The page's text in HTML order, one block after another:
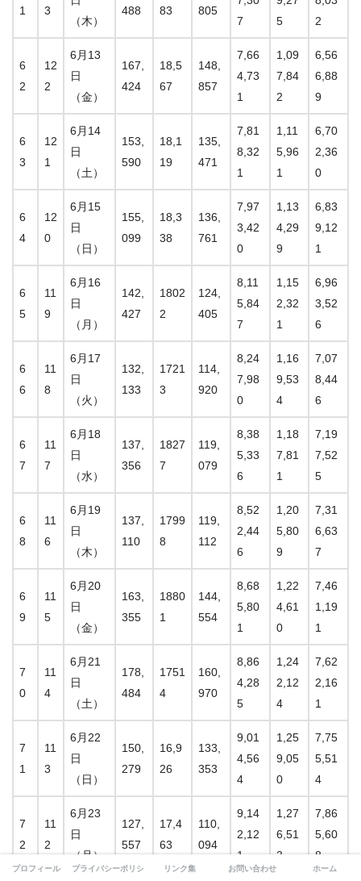
1
3
（木）
488
83
805
7
5
2
6
2
12
2
6月13
日
（金）
167,
424
18,5
67
148,
857
7,66
4,73
1
1,09
7,84
2
6,56
6,88
9
6
3
12
1
6月14
日
（土）
153,
590
18,1
19
135,
471
7,81
8,32
1
1,11
5,96
1
6,70
2,36
0
6
4
12
0
6月15
日
（日）
155,
099
18,3
38
136,
761
7,97
3,42
0
1,13
4,29
9
6,83
9,12
1
6
5
11
9
6月16
日
（月）
142,
427
1802
2
124,
405
8,11
5,84
7
1,15
2,32
1
6,96
3,52
6
6
6
11
8
6月17
日
（火）
132,
133
1721
3
114,
920
8,24
7,98
0
1,16
9,53
4
7,07
8,44
6
6
7
11
7
6月18
日
（水）
137,
356
1827
7
119,
079
8,38
5,33
6
1,18
7,81
1
7,19
7,52
5
6
8
11
6
6月19
日
（木）
137,
110
1799
8
119,
112
8,52
2,44
6
1,20
5,80
9
7,31
6,63
7
6
9
11
5
6月20
日
（金）
163,
355
1880
1
144,
554
8,68
5,80
1
1,22
4,61
0
7,46
1,19
1
7
0
11
4
6月21
日
（土）
178,
484
1751
4
160,
970
8,86
4,28
5
1,24
2,12
4
7,62
2,16
1
7
1
11
3
6月22
日
（日）
150,
279
16,9
26
133,
353
9,01
4,56
4
1,25
9,05
0
7,75
5,51
4
7
2
11
2
6月23
日
（月）
127,
557
17,4
63
110,
094
9,14
2,12
1
1,27
6,51
3
7,86
5,60
8
プロフィール プライバシーポリシー リンク集 お問い合わせ ホーム